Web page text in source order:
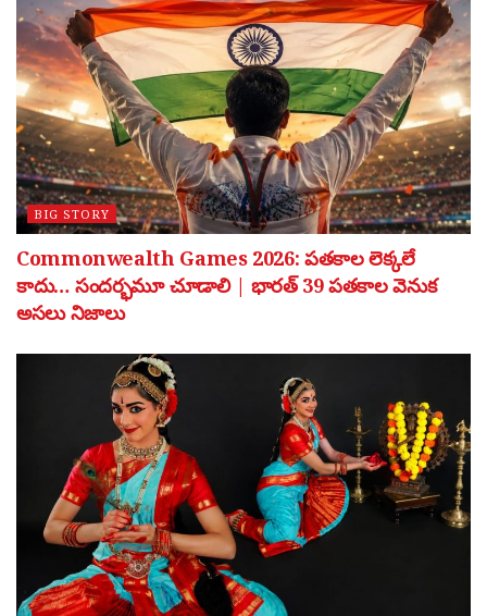
BIG STORY
Commonwealth Games 2026: పతకాల లెక్కలే
కాదు… సందర్భమూ చూడాలి | భారత్ 39 పతకాల వెనుక
అసలు నిజాలు